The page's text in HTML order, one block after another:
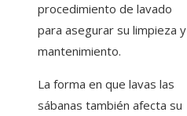
procedimiento de lavado
para asegurar su limpieza y
mantenimiento.
La forma en que lavas las
sábanas también afecta su